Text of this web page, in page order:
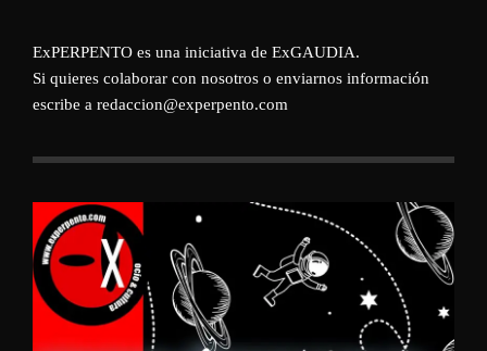
ExPERPENTO es una iniciativa de ExGAUDIA.
Si quieres colaborar con nosotros o enviarnos información
escribe a redaccion@experpento.com